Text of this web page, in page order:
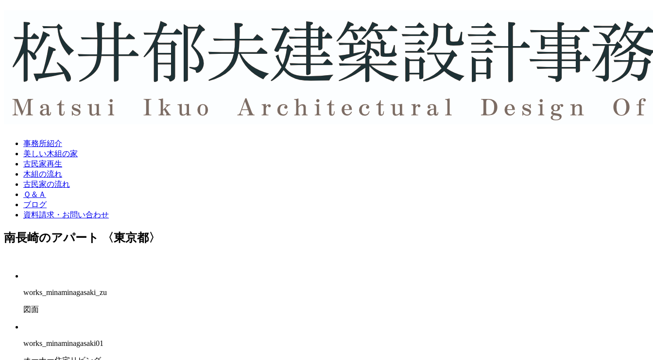
事務所紹介
美しい木組の家
古民家再生
木組の流れ
古民家の流れ
Ｑ＆Ａ
ブログ
資料請求・ お問い合わせ
南長崎のアパート 〈東京都〉
works_minaminagasaki_zu
図面
works_minaminagasaki01